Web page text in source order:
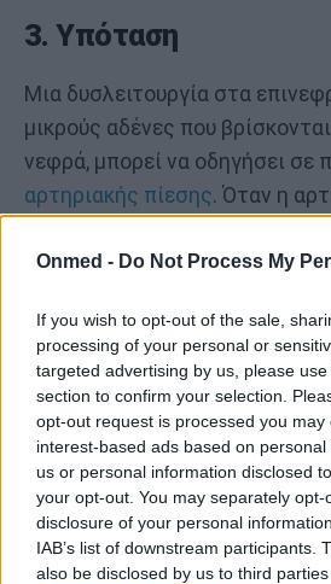
Onmed - Do Not Process My
If you wish to opt-out of the sale,
processing of your personal or
targeted advertising by us, please
section to confirm your selection.
opt-out request is processed you may
interest-based ads based on
us or personal information disclosed
your opt-out. You may separately
disclosure of your personal
IAB’s list of downstream participants.
also be disclosed by us to third
3. Υπόταση
Μια δυσλειτουργία στα
μικρούς αδένες που
νεφρά, μπορεί να οδηγήσει σε
αρτηριακής πίεσης. Όταν η
απαραίτητη η πρόσληψη
πίεση.
4. Αναιμία
Η συχνότερη και συνηθέστερη
είναι η μεγάλη απώλεια
χάνονται όμως και άλλα υγρά,
αφυδάτωση και το αίσθημα